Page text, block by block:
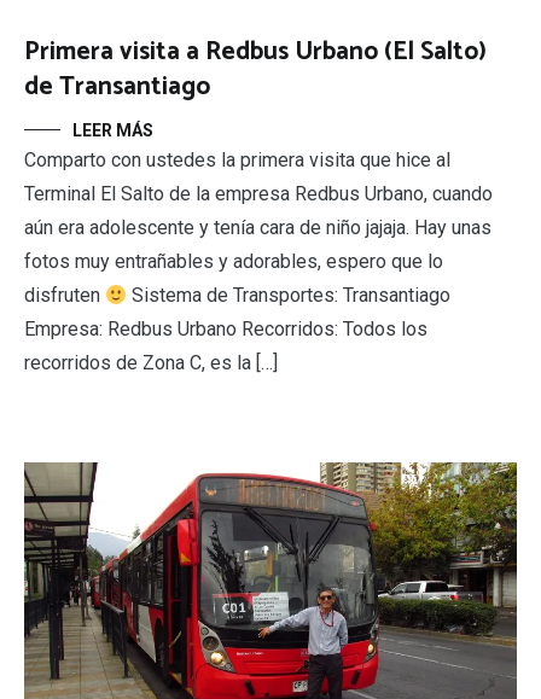
Primera visita a Redbus Urbano (El Salto)
de Transantiago
LEER MÁS
Comparto con ustedes la primera visita que hice al
Terminal El Salto de la empresa Redbus Urbano, cuando
aún era adolescente y tenía cara de niño jajaja. Hay unas
fotos muy entrañables y adorables, espero que lo
disfruten
Sistema de Transportes: Transantiago
Empresa: Redbus Urbano Recorridos: Todos los
recorridos de Zona C, es la […]